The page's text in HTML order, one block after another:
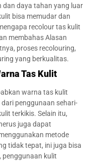
dan daya tahan yang luar
bisa memudar dan
recolour tas kulit
membahas Alasan
proses recolouring,
yang berkualitas.
Tas Kulit
warna tas kulit
penggunaan sehari-
terkikis. Selain itu,
juga dapat
metode
tidak tepat, ini juga bisa
penggunaan kulit